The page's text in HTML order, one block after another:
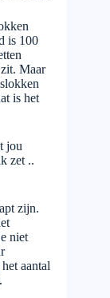
is 100
Maar
is het
jou
zet ..
zijn.
niet
aantal